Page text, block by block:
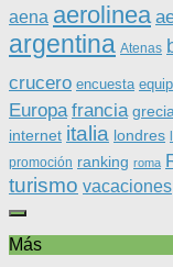
aena aerolinea
argentina Atenas
crucero encuesta
Europa francia
internet italia londres
promoción ranking roma
turismo vacaciones
Más